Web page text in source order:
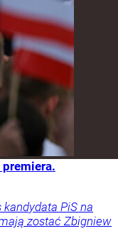
PiS na
zostać Zbigniew